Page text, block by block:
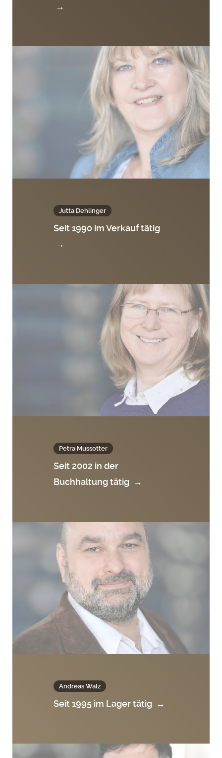
→
Jutta Dehlinger
Seit 1990 im Verkauf tätig
→
Petra Mussotter
Seit 2002 in der
Buchhaltung tätig →
Andreas Walz
Seit 1995 im Lager tätig →